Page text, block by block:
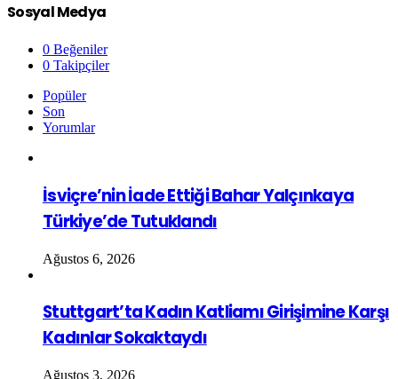
Sosyal Medya
0 Beğeniler
0 Takipçiler
Popüler
Son
Yorumlar
İsviçre’nin İade Ettiği Bahar Yalçınkaya
Türkiye’de Tutuklandı
Ağustos 6, 2026
Stuttgart’ta Kadın Katliamı Girişimine Karşı
Kadınlar Sokaktaydı
Ağustos 3, 2026